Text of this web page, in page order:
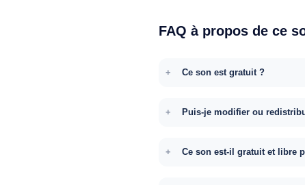
FAQ à propos de ce
Ce son est gratuit ?
Puis-je modifier ou
Ce son est-il gratuit et libre